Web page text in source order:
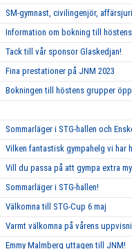
SM-gymnast, civilingenjör,
Information om bokning till
Tack till vår sponsor Glaskedjan!
Fina prestationer på JNM 2023
Bokningen till höstens grupper
Sommarläger i STG-hallen och
Vilken fantastisk gympahelg vi har
Vill du passa på att gympa extra
Sommarläger i STG-hallen!
Välkomna till STG-Cup 6 maj
Varmt välkomna på vårens
Emmy Malmberg uttagen till JNM!